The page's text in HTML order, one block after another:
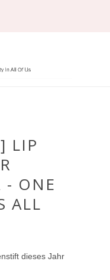
LIP
- ONE
ALL
dieses Jahr